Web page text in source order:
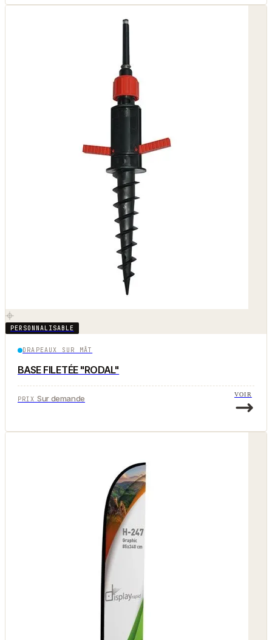
PERSONNALISABLE
DRAPEAUX SUR MÂT
BASE FILETÉE "RODAL"
PRIX Sur demande VOIR